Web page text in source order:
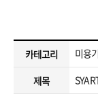
카테고리
미용
제목